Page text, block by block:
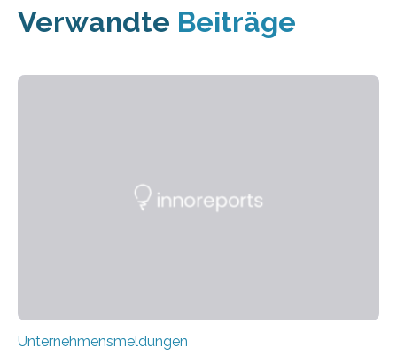
Verwandte Beiträge
Unternehmensmeldungen